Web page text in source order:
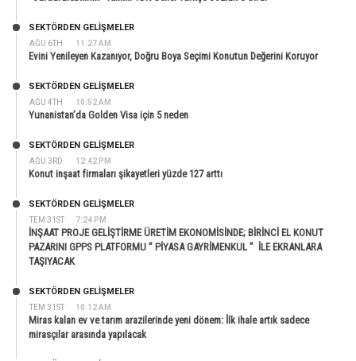
AĞU 6TH 11:27 AM
SEKTÖRDEN GELIŞMELER
Evini Yenileyen Kazanıyor, Doğru Boya Seçimi Konutun Değerini Koruyor
AĞU 4TH 10:52 AM
SEKTÖRDEN GELIŞMELER
Yunanistan’da Golden Visa için 5 neden
AĞU 3RD 12:42 PM
SEKTÖRDEN GELIŞMELER
Konut inşaat firmaları şikayetleri yüzde 127 arttı
TEM 31ST 7:24 PM
SEKTÖRDEN GELIŞMELER
İNŞAAT PROJE GELİŞTİRME ÜRETİM EKONOMİSİNDE; BİRİNCİ EL KONUT
PAZARINI GPPS PLATFORMU ” PİYASA GAYRİMENKUL ” İLE EKRANLARA
TAŞIYACAK
TEM 31ST 10:12 AM
SEKTÖRDEN GELIŞMELER
Miras kalan ev ve tarım arazilerinde yeni dönem: İlk ihale artık sadece
mirasçılar arasında yapılacak